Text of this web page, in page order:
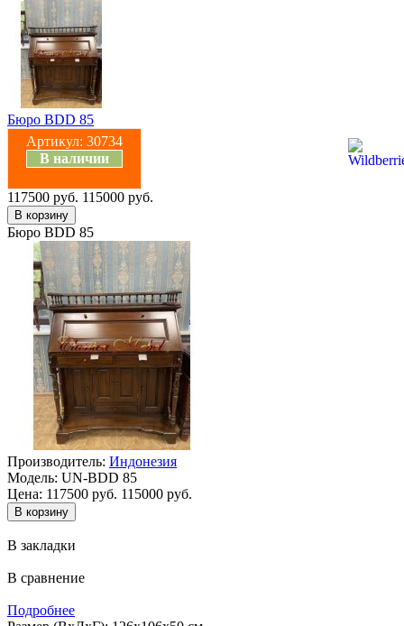
Бюро BDD 85
Артикул: 30734
В наличии
117500 руб. 115000 руб.
Бюро BDD 85
Производитель: Индонезия
Модель: UN-BDD 85
Цена: 117500 руб. 115000 руб.
В закладки
В сравнение
Подробнее